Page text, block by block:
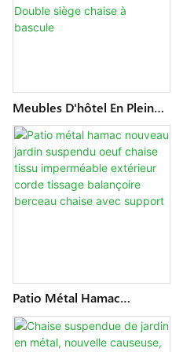
Meubles D'hôtel En Plein
Air Oeuf Balançoire Jardin
Chaise Suspendue Canapé
Moderne Patio Salon
Bascule En Acier Double
Siège Chaise À Bascule
Patio Métal Hamac
Nouveau Jardin Suspendu
Oeuf Chaise Tissu
Imperméable Extérieur